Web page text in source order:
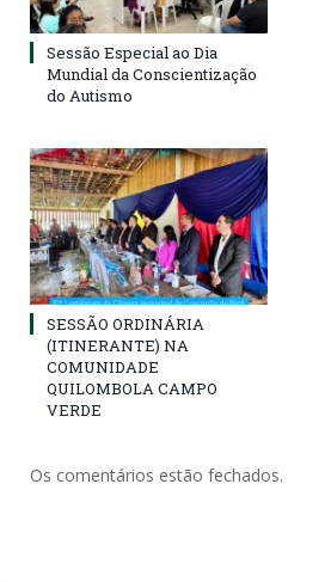
Sessão Especial ao Dia
Mundial da Conscientização
do Autismo
SESSÃO ORDINÁRIA
(ITINERANTE) NA
COMUNIDADE
QUILOMBOLA CAMPO
VERDE
Os comentários estão fechados.